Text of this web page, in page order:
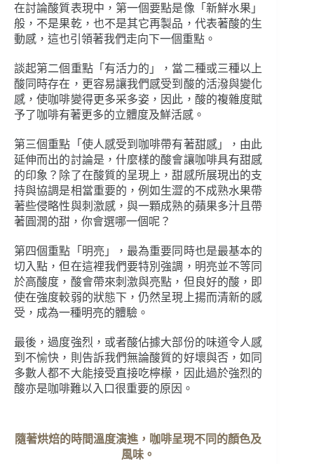
在討論酸質表現中，第一個要點是像「新鮮水果」
般，不是果乾，也不是其它再製品，代表著酸的生
動感，這也引領著我們走向下一個重點。
談起第二個重點「有活力的」，當二種或三種以上
酸同時存在，更容易讓我們感受到酸的活潑與變化
感，使咖啡變得更多采多姿，因此，酸的複雜度賦
予了咖啡有著更多的立體度及鮮活感。
第三個重點「使人感受到咖啡帶有著甜感」，由此
延伸而出的討論是，什麼樣的酸會讓咖啡具有甜感
的印象？除了在酸質的呈現上，甜感所展現出的支
持與協調是相當重要的，例如生澀的不成熟水果帶
著些侵略性與刺激感，與一顆成熟的蘋果多汁且帶
著圓潤的甜，你會選哪一個呢？
第四個重點「明亮」，最為重要同時也是最基本的
切入點，但在這裡我們要特別強調，明亮並不等同
於高酸度，酸會帶來刺激與亮點，但良好的酸，即
使在強度較弱的狀態下，仍然呈現上揚而清新的感
受，成為一種明亮的體驗。
最後，過度強烈，或者酸佔據大部份的味道令人感
到不愉快，則告訴我們無論酸質的好壞與否，如同
多數人都不大能接受直接吃檸檬，因此過於強烈的
酸亦是咖啡難以入口很重要的原因。
隨著烘焙的時間溫度演進，咖啡呈現不同的顏色及
風味。